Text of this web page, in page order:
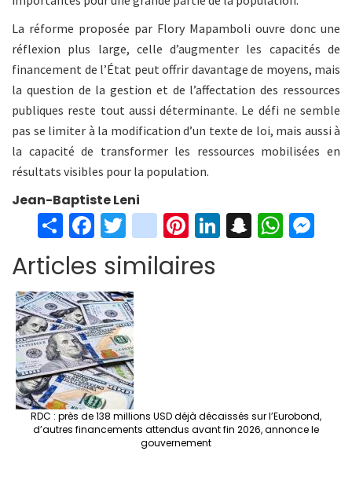
La réforme proposée par Flory Mapamboli ouvre donc une
réflexion plus large, celle d’augmenter les capacités de
financement de l’État peut offrir davantage de moyens, mais
la question de la gestion et de l’affectation des ressources
publiques reste tout aussi déterminante. Le défi ne semble
pas se limiter à la modification d’un texte de loi, mais aussi à
la capacité de transformer les ressources mobilisées en
résultats visibles pour la population.
Jean-Baptiste Leni
S
h
ar
e
Fa
ce
b
o
o
k
T
wi
tt
er
in
st
ag
Pi
er
Li S W
Articles similaires
RDC : près de 138 millions USD déjà décaissés sur l’Eurobond,
d’autres financements attendus avant fin 2026, annonce le
gouvernement